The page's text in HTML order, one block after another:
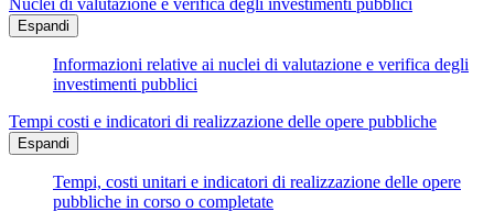
Espandi
Informazioni relative ai nuclei di valutazione e verifica degli
investimenti pubblici
Tempi costi e indicatori di realizzazione delle opere pubbliche
Espandi
Tempi, costi unitari e indicatori di realizzazione delle opere
pubbliche in corso o completate